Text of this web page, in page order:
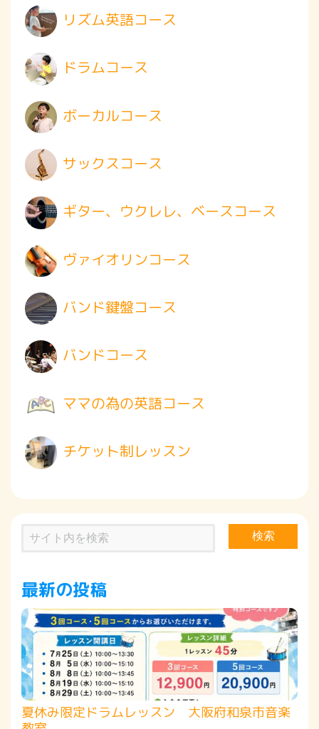
リズム英語コース
ドラムコース
ボーカルコース
サックスコース
ギター、ウクレレ、ベースコース
ヴァイオリンコース
バンド鍵盤コース
バンドコース
ママの為の英語コース
チケット制レッスン
検索
最新の投稿
夏休み限定ドラムレッスン 大阪府和泉市音楽